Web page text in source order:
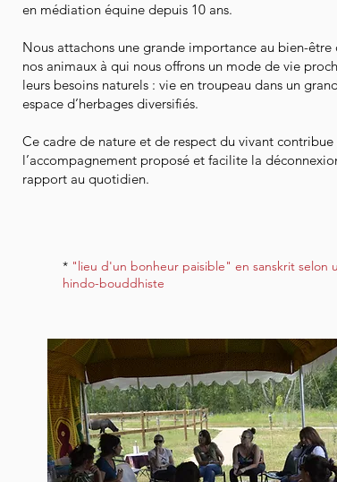
en médiation équine depuis 10 ans.
Nous attachons une grande importance au bien-être
nos animaux à qui nous offrons un mode de vie
leurs besoins naturels : vie en troupeau dans un
espace d’herbages diversifiés.
Ce cadre de nature et de respect du vivant contribue
l’accompagnement proposé et facilite la
rapport au quotidien.
* "lieu d'un bonheur paisible" en sanskrit selon
hindo-bouddhiste